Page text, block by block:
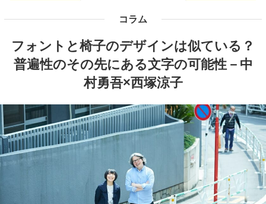
コラム
フォントと椅子のデザインは似ている？
普遍性のその先にある文字の可能性－中
村勇吾×西塚涼子